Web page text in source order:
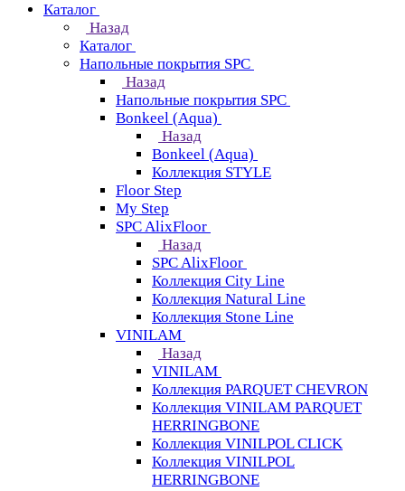
Каталог
Назад
Каталог
Напольные покрытия SPC
Назад
Напольные покрытия SPC
Bonkeel (Aqua)
Назад
Bonkeel (Aqua)
Коллекция STYLE
Floor Step
My Step
SPC AlixFloor
Назад
SPC AlixFloor
Коллекция City Line
Коллекция Natural Line
Коллекция Stone Line
VINILAM
Назад
VINILAM
Коллекция PARQUET CHEVRON
Коллекция VINILAM PARQUET
HERRINGBONE
Коллекция VINILPOL CLICK
Коллекция VINILPOL
HERRINGBONE